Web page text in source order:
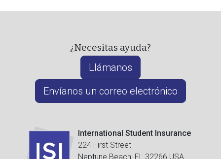
¿Necesitas ayuda?
Llámanos
Envíanos un correo electrónico
International Student Insurance
224 First Street
Neptune Beach, FL 32266 USA